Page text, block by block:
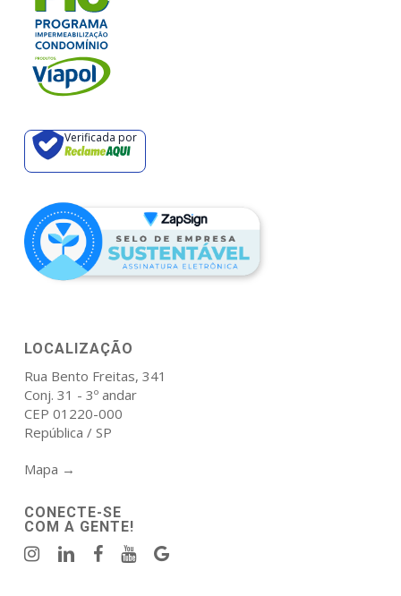
Verificada por
LOCALIZAÇÃO
Rua Bento Freitas, 341
Conj. 31 - 3º andar
CEP 01220-000
República / SP
Mapa →
CONECTE-SE
COM A GENTE!